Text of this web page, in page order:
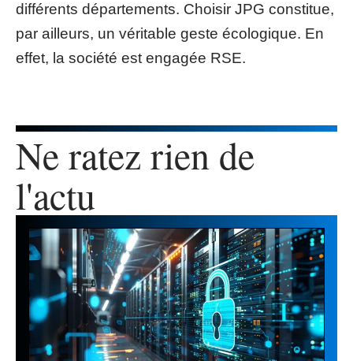
différents départements. Choisir JPG constitue,
par ailleurs, un véritable geste écologique. En
effet, la société est engagée RSE.
Ne ratez rien de
l'actu